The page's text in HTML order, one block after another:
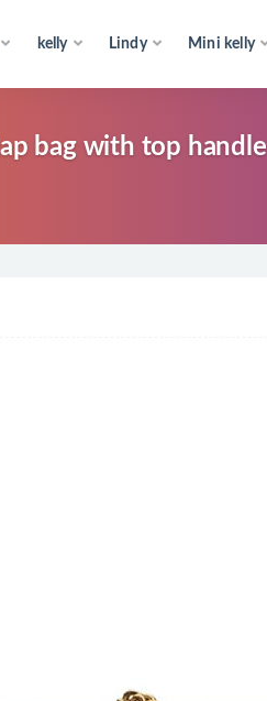
kelly Lindy Mini kelly
bag with top handle